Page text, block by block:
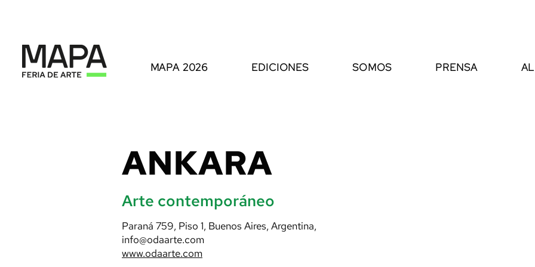
MAPA 2026 EDICIONES SOMOS PRENSA
ANKARA
Arte contemporáneo
Paraná 759, Piso 1, Buenos Aires, Argentina,
info@odaarte.com
www.odaarte.com